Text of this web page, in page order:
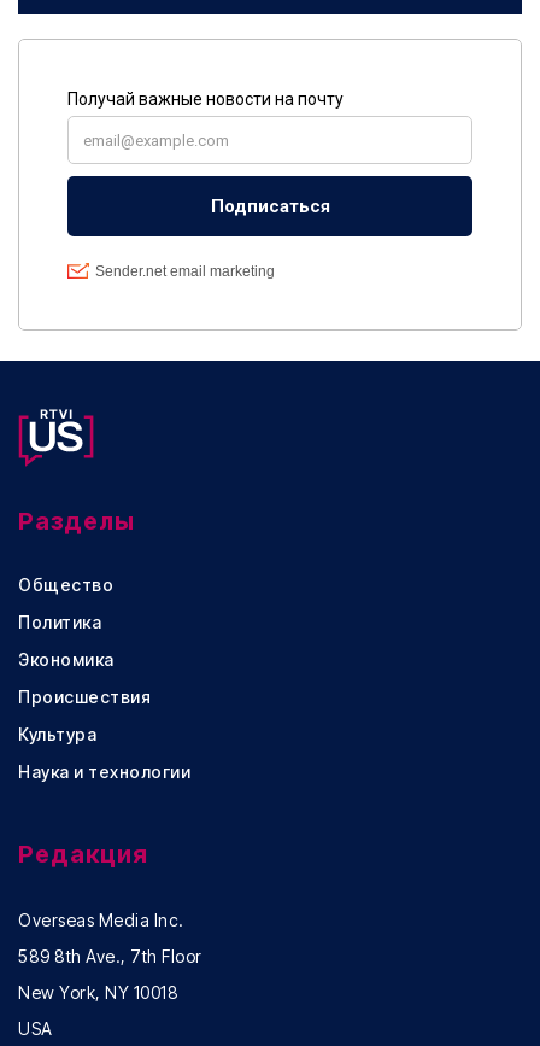
Разделы
Общество
Политика
Экономика
Происшествия
Культура
Наука и технологии
Редакция
Overseas Media Inc.
589 8th Ave., 7th Floor
New York, NY 10018
USA